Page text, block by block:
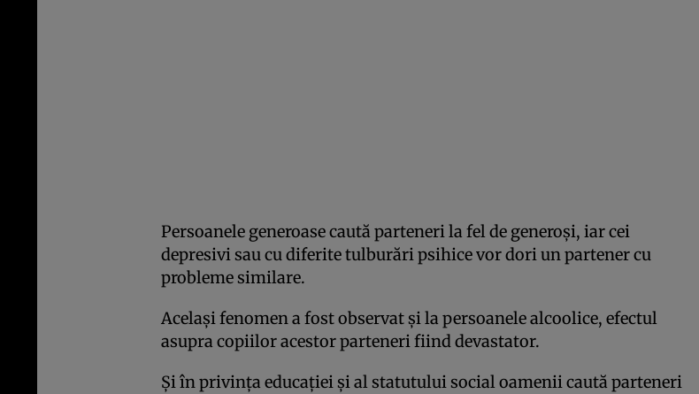
Persoanele generoase caută parteneri la fel de generoşi, iar cei
depresivi sau cu diferite tulburări psihice vor dori un partener cu
probleme similare.
Acelaşi fenomen a fost observat şi la persoanele alcoolice, efectul
asupra copiilor acestor parteneri fiind devastator.
Şi în privinţa educaţiei şi al statutului social oamenii caută parteneri